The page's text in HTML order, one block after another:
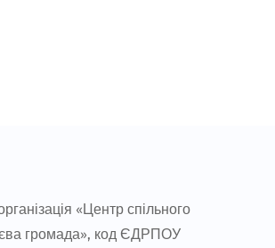
«Центр спільного
громада», код ЄДРПОУ